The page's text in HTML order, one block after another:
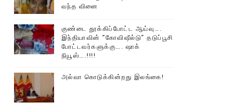
வந்த வினை
குண்டை தூக்கிப்போட்ட ஆய்வு….
இந்தியாவின் “கோவிஷீல்டு” தடுப்பூசி
போட்டவர்களுக்கு…. ஷாக்
நியூஸ்….!!!!
அல்வா கொடுக்கின்றது இலங்கை!